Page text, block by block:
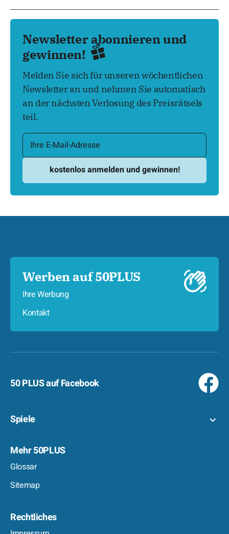
Newsletter abonnieren und
gewinnen!
Melden Sie sich für unseren wöchentlichen
Newsletter an und nehmen Sie automatisch
an der nächsten Verlosung des Preisrätsels
teil.
Werben auf 50PLUS
Ihre Werbung
Kontakt
50 PLUS auf Facebook
Spiele
Mehr 50PLUS
Glossar
Sitemap
Rechtliches